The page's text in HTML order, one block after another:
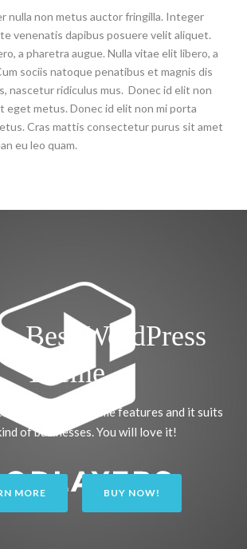
nulla non metus auctor fringilla. Integer
venenatis dapibus posuere velit aliquet.
a pharetra augue. Nulla vitae elit libero, a
sociis natoque penatibus et magnis dis
nascetur ridiculus mus. Donec id elit non
eget metus. Donec id elit non mi porta
Cras mattis consectetur purus sit amet
eu leo quam.
Best WordPress
Theme.
with many awesome features and it suits
of businesses. You will love it!
MORE BUY NOW!